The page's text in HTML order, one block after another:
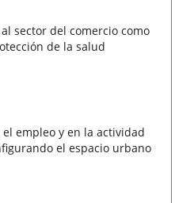
sector del comercio como
de la salud
empleo y en la actividad
el espacio urbano